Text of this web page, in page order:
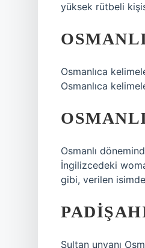
yüksek rütbeli
Osmanlıca
Osmanlıca
Osmanlı
İngilizcedeki
gibi, verilen
Sultan unvanı